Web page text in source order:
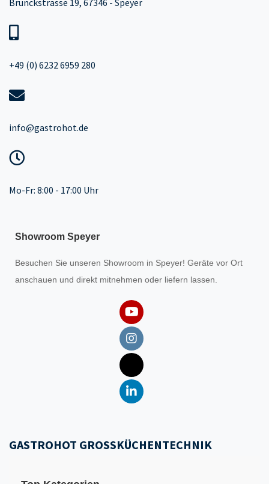
Brunckstrasse 19, 67346 - Speyer
+49 (0) 6232 6959 280
info@gastrohot.de
Mo-Fr: 8:00 - 17:00 Uhr
Showroom Speyer
Besuchen Sie unseren Showroom in Speyer! Geräte vor Ort
anschauen und direkt mitnehmen oder liefern lassen.
GASTROHOT GROSSKÜCHENTECHNIK